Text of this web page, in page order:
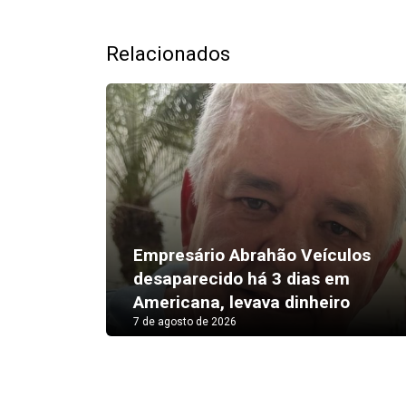
Relacionados
Empresário Abrahão Veículos
desaparecido há 3 dias em
Americana, levava dinheiro
7 de agosto de 2026